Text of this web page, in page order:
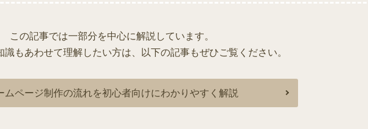
この記事では一部分を中心に解説しています。
識もあわせて理解したい方は、以下の記事もぜひご覧ください。
ムページ制作の流れを初心者向けにわかりやすく解説